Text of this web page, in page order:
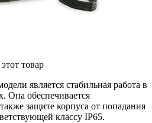
товар
является стабильная работа в
Она обеспечивается
защите корпуса от попадания
классу IP65.